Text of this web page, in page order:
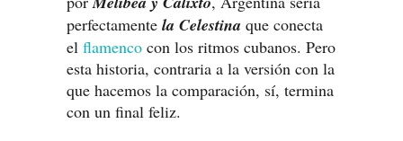
perfectamente la Celestina que conecta
el flamenco con los ritmos cubanos. Pero
esta historia, contraria a la versión con la
que hacemos la comparación, sí, termina
con un final feliz.